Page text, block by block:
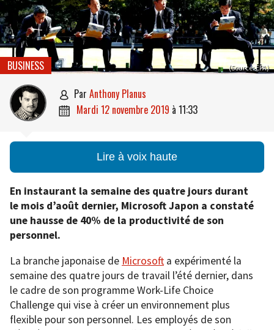
(Source: EPA)
BUSINESS
 par Anthony Planus
 mardi 12 novembre 2019 à 11:33
Lire à voix haute
En instaurant la semaine des quatre jours durant
le mois d’août dernier, Microsoft Japon a constaté
une hausse de 40% de la productivité de son
personnel.
La branche japonaise de Microsofta expérimenté la
semaine des quatre jours de travail l’été dernier, dans
le cadre de son programme Work-Life Choice
Challenge qui vise à créer un environnement plus
flexible pour son personnel. Les employés de son